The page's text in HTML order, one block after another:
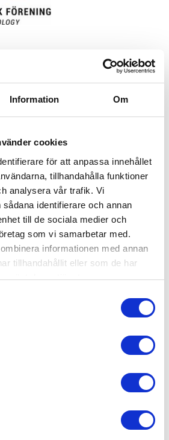
Information Om
cookies
för att anpassa innehållet
tillhandahålla funktioner
analysera vår trafik. Vi
identifierare och annan
till de sociala medier och
som vi samarbetar med.
informationen med annan
tillhandahållit eller som de har
deras tjänster.
är nu stängd!
the art update” av onkologisk
Allé 6, 197 34 Bro,
(v. 45)
7.800 kr exkl moms, och inkluderar
måltider).
själva och ingår inte kursavgiften.
först till kvarn gäller!